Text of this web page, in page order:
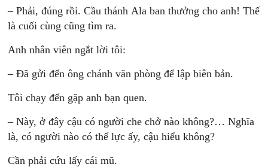
– Phải, đúng rồi. Cầu thánh Ala ban thưởng cho anh! Thế
là cuối cùng cũng tìm ra.
Anh nhân viên ngắt lời tôi:
– Đã gửi đến ông chánh văn phòng để lập biên bản.
Tôi chạy đến gặp anh bạn quen.
– Này, ở đây cậu có người che chở nào không?… Nghĩa
là, có người nào có thế lực ấy, cậu hiểu không?
Cần phải cứu lấy cái mũ.